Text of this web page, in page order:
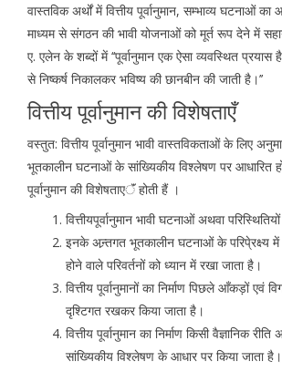
वास्तविक अर्थों में वित्तीय पूर्वानुमान, सम्भाव्य घटनाओं
माध्यम से संगठन की भावी योजनाओं को मूर्त रूप देने में
ए. एलेन के शब्दों में ‘‘पूर्वानुमान एक ऐसा व्यवस्थित प्रयास
से निष्कर्ष निकालकर भविष्य की छानबीन की जाती है।’’
वित्तीय पूर्वानुमान की विशेषताएँ
वस्तुत: वित्तीय पूर्वानुमान भावी वास्तविकताओं के लिए
भूतकालीन घटनाओं के सांख्यिकीय विश्लेषण पर आधारित
पूर्वानुमान की विशेषताएॅं होती हैं ।
वित्तीयपूर्वानुमान भावी घटनाओं अथवा
इनके अन्र्तगत भूतकालीन घटनाओं के परिपे्रक्ष्य में
होने वाले परिवर्तनों को ध्यान में रखा जाता है।
वित्तीय पूर्वानुमानों का निर्माण पिछले आँकड़ों एवं
दृश्टिगत रखकर किया जाता है।
वित्तीय पूर्वानुमान का निर्माण किसी वैज्ञानिक रीति
सांख्यिकीय विश्लेषण के आधार पर किया जाता है।